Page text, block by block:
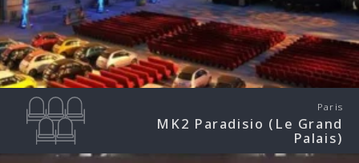
Paris
MK2 Paradisio (Le Grand
Palais)